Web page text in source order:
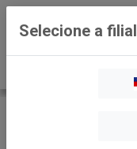
Selecione a filial